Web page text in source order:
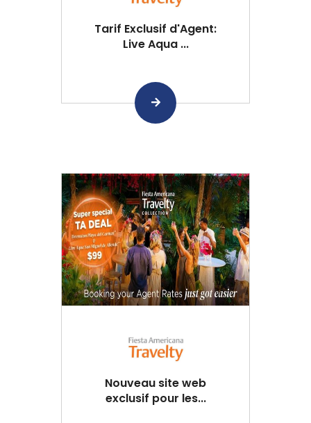
Tarif Exclusif d'Agent:
Live Aqua ...
Nouveau site web
exclusif pour les...